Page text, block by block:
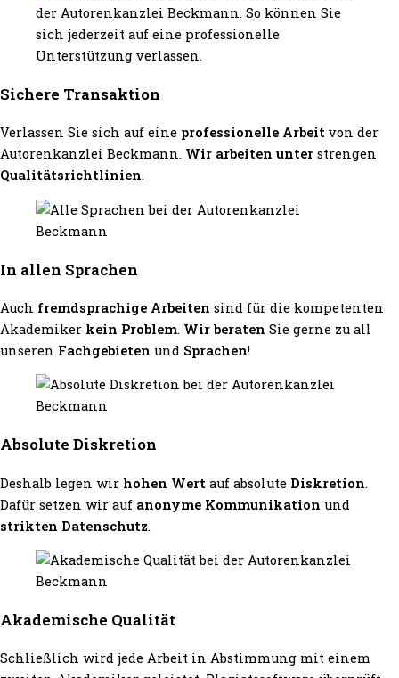
Sichere Transaktion
Verlassen Sie sich auf eine professionelle Arbeit von der
Autorenkanzlei Beckmann. Wir arbeiten unter strengen
Qualitätsrichtlinien.
In allen Sprachen
Auch fremdsprachige Arbeiten sind für die kompetenten
Akademiker kein Problem. Wir beraten Sie gerne zu all
unseren Fachgebieten und Sprachen!
Absolute Diskretion
Deshalb legen wir hohen Wert auf absolute Diskretion.
Dafür setzen wir auf anonyme Kommunikation und
strikten Datenschutz.
Akademische Qualität
Schließlich wird jede Arbeit in Abstimmung mit einem